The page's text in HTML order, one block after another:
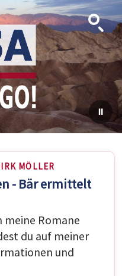
Suche
MÖLLER
- Bär ermittelt
meine Romane
du auf meiner
und